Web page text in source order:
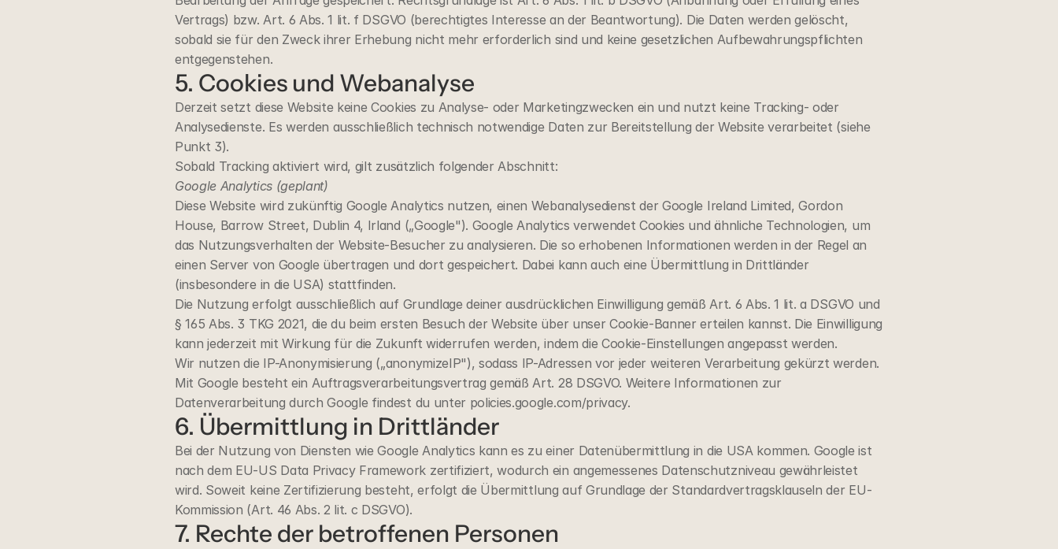
Vertrags) bzw. Art. 6 Abs. 1 lit. f DSGVO (berechtigtes Interesse an der Beantwortung). Die Daten werden gelöscht,
sobald sie für den Zweck ihrer Erhebung nicht mehr erforderlich sind und keine gesetzlichen Aufbewahrungspflichten
entgegenstehen.
5. Cookies und Webanalyse
Derzeit setzt diese Website keine Cookies zu Analyse- oder Marketingzwecken ein und nutzt keine Tracking- oder
Analysedienste. Es werden ausschließlich technisch notwendige Daten zur Bereitstellung der Website verarbeitet (siehe
Punkt 3).
Sobald Tracking aktiviert wird, gilt zusätzlich folgender Abschnitt:
Google Analytics (geplant)
Diese Website wird zukünftig Google Analytics nutzen, einen Webanalysedienst der Google Ireland Limited, Gordon
House, Barrow Street, Dublin 4, Irland („Google"). Google Analytics verwendet Cookies und ähnliche Technologien, um
das Nutzungsverhalten der Website-Besucher zu analysieren. Die so erhobenen Informationen werden in der Regel an
einen Server von Google übertragen und dort gespeichert. Dabei kann auch eine Übermittlung in Drittländer
(insbesondere in die USA) stattfinden.
Die Nutzung erfolgt ausschließlich auf Grundlage deiner ausdrücklichen Einwilligung gemäß Art. 6 Abs. 1 lit. a DSGVO und
§ 165 Abs. 3 TKG 2021, die du beim ersten Besuch der Website über unser Cookie-Banner erteilen kannst. Die Einwilligung
kann jederzeit mit Wirkung für die Zukunft widerrufen werden, indem die Cookie-Einstellungen angepasst werden.
Wir nutzen die IP-Anonymisierung („anonymizeIP"), sodass IP-Adressen vor jeder weiteren Verarbeitung gekürzt werden.
Mit Google besteht ein Auftragsverarbeitungsvertrag gemäß Art. 28 DSGVO. Weitere Informationen zur
Datenverarbeitung durch Google findest du unter policies.google.com/privacy.
6. Übermittlung in Drittländer
Bei der Nutzung von Diensten wie Google Analytics kann es zu einer Datenübermittlung in die USA kommen. Google ist
nach dem EU-US Data Privacy Framework zertifiziert, wodurch ein angemessenes Datenschutzniveau gewährleistet
wird. Soweit keine Zertifizierung besteht, erfolgt die Übermittlung auf Grundlage der Standardvertragsklauseln der EU-
Kommission (Art. 46 Abs. 2 lit. c DSGVO).
7. Rechte der betroffenen Personen